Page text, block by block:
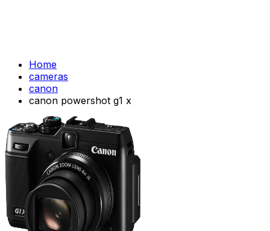
Home
cameras
canon
canon powershot g1 x